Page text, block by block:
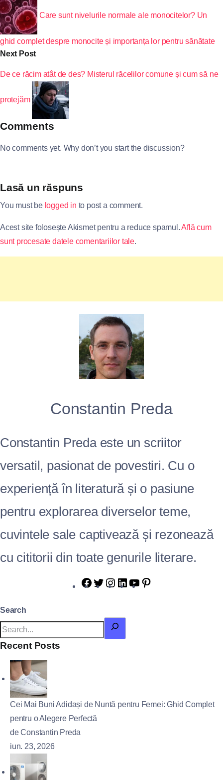
Care sunt nivelurile normale ale monocitelor? Un
ghid complet despre monocite și importanța lor pentru sănătate
Next Post
De ce răcim atât de des? Misterul răcelilor comune și cum să ne
protejăm
Comments
No comments yet. Why don’t you start the discussion?
Lasă un răspuns
You must be logged in to post a comment.
Acest site folosește Akismet pentru a reduce spamul.Află cum
sunt procesate datele comentariilor tale.
Constantin Preda
Constantin Preda este un scriitor
versatil, pasionat de povestiri. Cu o
experiență în literatură și o pasiune
pentru explorarea diverselor teme,
cuvintele sale captivează și rezonează
cu cititorii din toate genurile literare.
Search
Recent Posts
Cei Mai Buni Adidași de Nuntă pentru Femei: Ghid Complet
pentru o Alegere Perfectă
de Constantin Preda
iun. 23, 2026